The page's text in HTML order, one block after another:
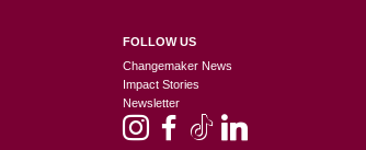
FOLLOW US
Changemaker News
Impact Stories
Newsletter